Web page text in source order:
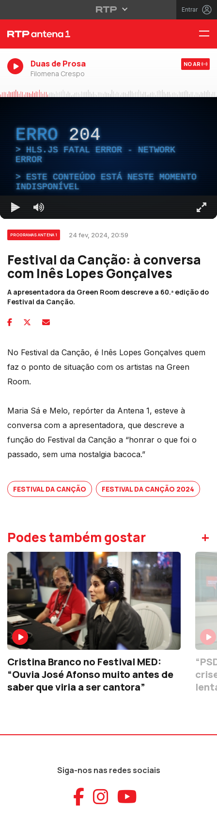
Entrar
Duas de Prosa
Filomena Crespo
NO AR
ERRO 204
HLS.JS FATAL ERROR - NETWORK
ERROR
ESTE CONTEÚDO ESTÁ NESTE MOMENTO
INDISPONÍVEL
PROGRAMAS ANTENA 1 24 fev, 2024, 20:59
Festival da Canção: à conversa
com Inês Lopes Gonçalves
A apresentadora da Green Room descreve a 60.ª edição do
Festival da Canção.
No Festival da Canção, é Inês Lopes Gonçalves quem
faz o ponto de situação com os artistas na Green
Room.
Maria Sá e Melo, repórter da Antena 1, esteve à
conversa com a apresentadora, que descreve a
função do Festival da Canção a “honrar o que foi o
passado, sem uma nostalgia bacoca.”
FESTIVAL DA CANÇÃO FESTIVAL DA CANÇÃO 2024
Podes também gostar +
Cristina Branco no Festival MED:
“Ouvia José Afonso muito antes de
saber que viria a ser cantora”
Siga-nos nas redes sociais
Aceder ao
Aceder ao
Aceder